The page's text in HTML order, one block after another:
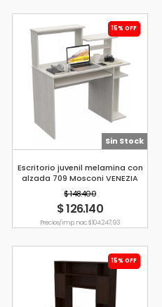
15% OFF
Sin Stock
Escritorio juvenil melamina con
alzada 709 Mosconi VENEZIA
$ 148.400
$ 126.140
Precio s/imp. nac. $ 104.247,93
15% OFF